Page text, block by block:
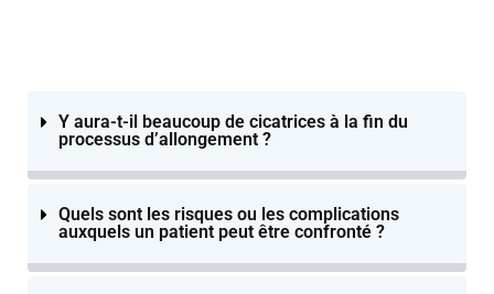
Y aura-t-il beaucoup de cicatrices à la fin du
processus d’allongement ?
Quels sont les risques ou les complications
auxquels un patient peut être confronté ?